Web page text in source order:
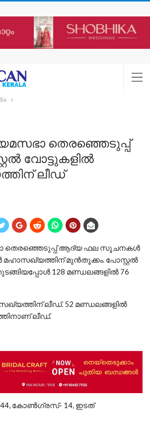
തെരഞ്ഞെടുപ്പ്
വോട്ടുകളില്‍
ലീഡ്
തെരഞ്ഞെടുപ്പ് ആദ്യ ഫല സൂചനകള്‍
മുന്‍തൂക്കം. പോസ്റ്റല്‍
128 മണ്ഡലങ്ങളില്‍ 76
ലീഡ്. 52 മണ്ഡലങ്ങളില്‍
ലീഡ്.
കോണ്‍ഗ്രസ്- 14, ഇടത്